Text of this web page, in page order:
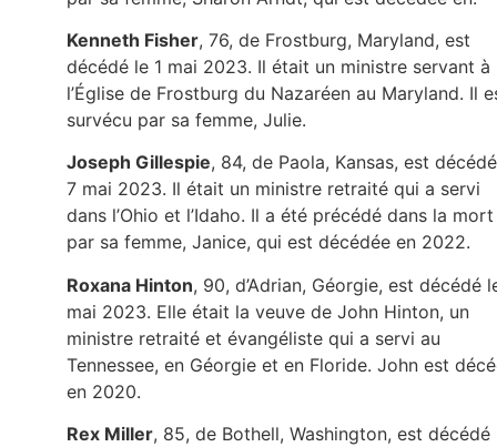
Kenneth Fisher, 76, de Frostburg, Maryland, est
décédé le 1 mai 2023. Il était un ministre servant à
l’Église de Frostburg du Nazaréen au Maryland. Il
survécu par sa femme, Julie.
Joseph Gillespie, 84, de Paola, Kansas, est
7 mai 2023. Il était un ministre retraité qui a servi
dans l’Ohio et l’Idaho. Il a été précédé dans la mort
par sa femme, Janice, qui est décédée en 2022.
Roxana Hinton, 90, d’Adrian, Géorgie, est décédé
mai 2023. Elle était la veuve de John Hinton, un
ministre retraité et évangéliste qui a servi au
Tennessee, en Géorgie et en Floride. John est
en 2020.
Rex Miller, 85, de Bothell, Washington, est décédé